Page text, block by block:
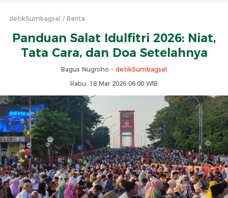
detikSumbagsel Berita
Panduan Salat Idulfitri 2026: Niat,
Tata Cara, dan Doa Setelahnya
Bagus Nugroho - detikSumbagsel
Rabu, 18 Mar 2026 06:00 WIB